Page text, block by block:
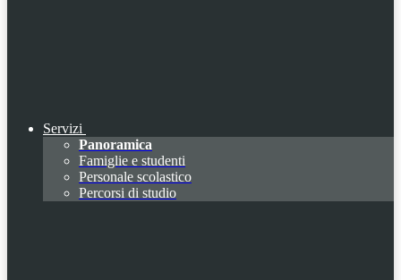
Servizi
Panoramica
Famiglie e studenti
Personale scolastico
Percorsi di studio